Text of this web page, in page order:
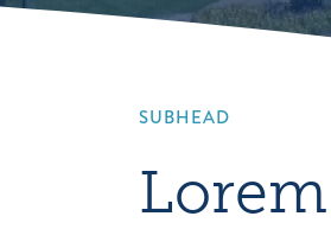
SUBHEAD